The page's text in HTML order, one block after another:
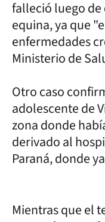
falleció luego
equina, ya que
enfermedades
Ministerio de
Otro caso
adolescente de
zona donde
derivado al
Paraná, donde
Mientras que el